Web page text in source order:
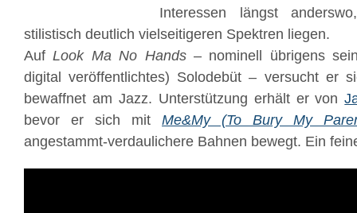
Interessen längst
stilistisch deutlich vielseitigeren Spektren liegen.
AufLook Ma No Hands– nominell übrigens
digital veröffentlichtes) Solodebüt – versucht er
bewaffnet am Jazz. Unterstützung erhält er von
bevor er sich mit Me&My (To Bury My
angestammt-verdaulichere Bahnen bewegt. Ein